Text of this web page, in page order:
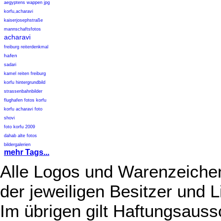
aegyptens wappen jpg
korfu,acharavi
kaiserjosephstraße
mannschaftsfotos
acharavi
freiburg reiterdenkmal
hafen
sadari
kamel reiten freiburg
korfu hintergrundbild
strassenbahnbilder
flughafen fotos korfu
korfu acharavi foto
shovi
foto korfu 2009
dahab alte fotos
bildergalerien
mehr Tags...
Alle Logos und
der jeweiligen Besitzer und
Im übrigen gilt